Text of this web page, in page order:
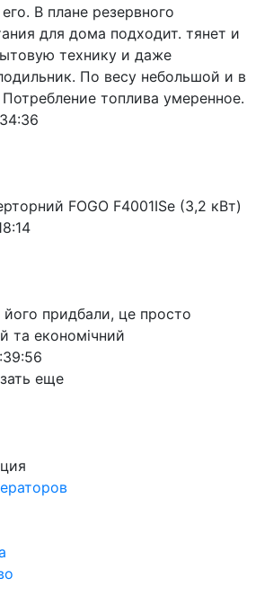
В плане резервного
для дома подходит. тянет и
технику и даже
По весу небольшой и в
топлива умеренное.
FOGO F4001ISe (3,2 кВт)
придбали, це просто
та економічний
еще